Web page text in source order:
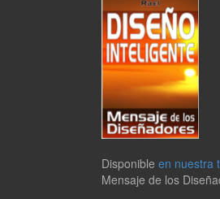
Disponible en nuestra
Mensaje de los